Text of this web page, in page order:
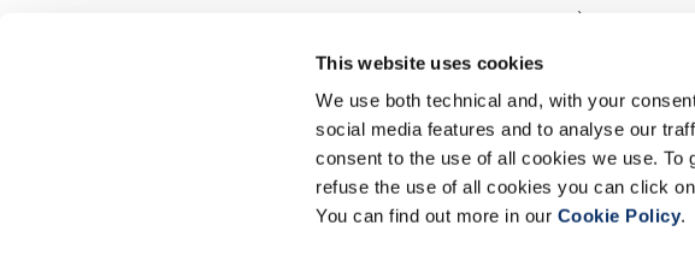
This website uses cookies
We use both technical and, with your
social media features and to analyse our
consent to the use of all cookies we use.
refuse the use of all cookies you can click
You can find out more in our Cookie Policy.
Wir empfehlen Ihnen, unsere Datenschutzrichtlinie vollständig zu lesen.